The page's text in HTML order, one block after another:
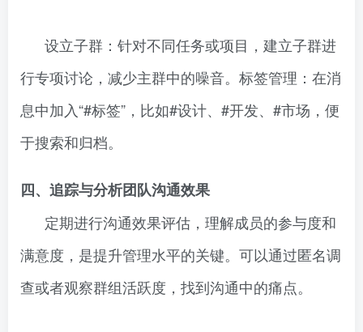
设立子群：针对不同任务或项目，建立子群进
行专项讨论，减少主群中的噪音。标签管理：在消
息中加入“#标签”，比如#设计、#开发、#市场，便
于搜索和归档。
四、追踪与分析团队沟通效果
定期进行沟通效果评估，理解成员的参与度和
满意度，是提升管理水平的关键。可以通过匿名调
查或者观察群组活跃度，找到沟通中的痛点。